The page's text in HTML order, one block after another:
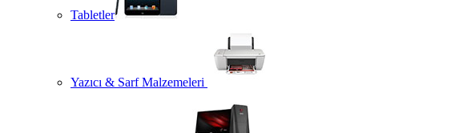
Tabletler
Yazıcı & Sarf Malzemeleri